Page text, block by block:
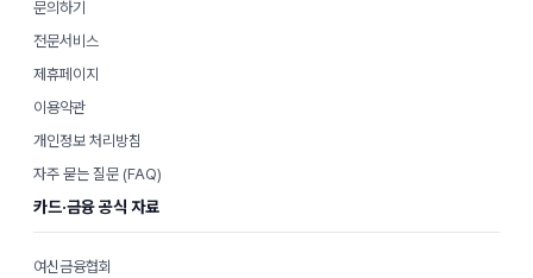
문의하기
전문서비스
제휴페이지
이용약관
개인정보 처리방침
자주 묻는 질문 (FAQ)
카드·금융 공식 자료
여신금융협회